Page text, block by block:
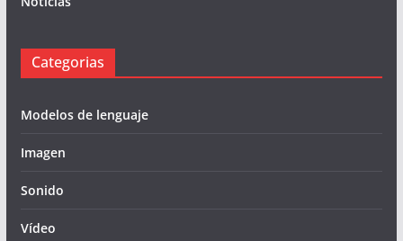
Categorias
Modelos de lenguaje
Imagen
Sonido
Vídeo